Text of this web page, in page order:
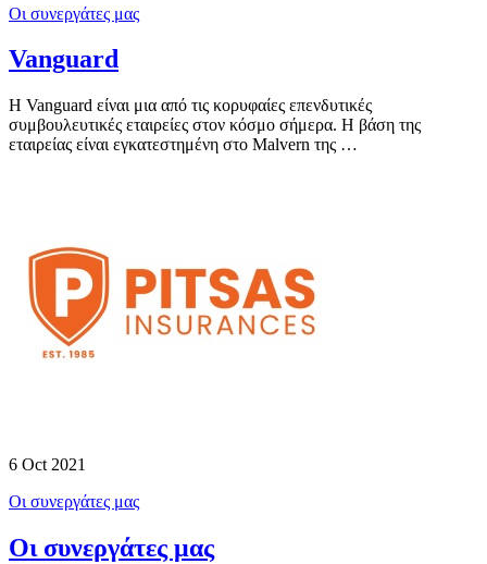
Οι συνεργάτες μας
Vanguard
Η Vanguard είναι μια από τις κορυφαίες επενδυτικές
συμβουλευτικές εταιρείες στον κόσμο σήμερα. H βάση της
εταιρείας είναι εγκατεστημένη στο Malvern της …
6 Oct 2021
Οι συνεργάτες μας
Οι συνεργάτες μας